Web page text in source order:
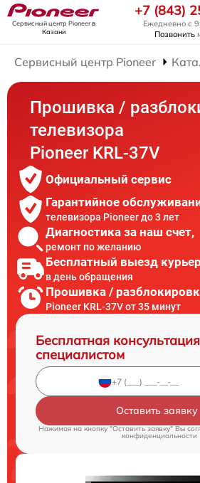
Сервисный центр Pioneerв
Казани
+7 (843)
Ежедневно с
Позвонить
Сервисный центр Pioneer
Прошивка /
телевизора
Pioneer KRL-37V
Официальный сервис
Гарантийное
телевизора Pioneer до 3 лет
Диагностика за наш счет,
ремонт по желанию
Бесплатный выезд
в день обращения
Прошивка /
Pioneer KRL-37V от 35 минут
Бесплатная
специалистом
Оставить заявку
Нажимая на кнопку "Оставить заявку" Вы
конфиденциальности